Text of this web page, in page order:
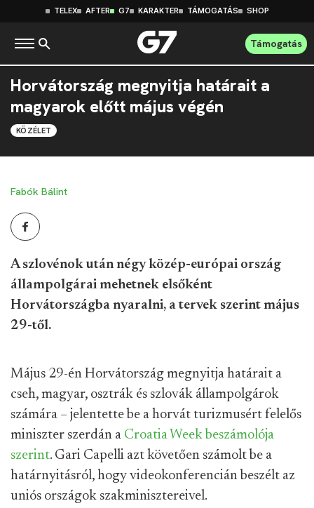
TELEX AFTER G7 KARAKTER TÁMOGATÁS SHOP
Támogatás
Horvátország megnyitja határait a
magyarok előtt május végén
KÖZÉLET
Fabók Bálint
A szlovénok után négy közép-európai ország
állampolgárai mehetnek elsőként
Horvátországba nyaralni, a tervek szerint május
29-től.
Május 29-én Horvátország megnyitja határait a
cseh, magyar, osztrák és szlovák állampolgárok
számára – jelentette be a horvát turizmusért felelős
miniszter szerdán a Croatia Week beszámolója
szerint. Gari Capelli azt követően számolt be a
határnyitásról, hogy videokonferencián beszélt az
uniós országok szakminisztereivel.